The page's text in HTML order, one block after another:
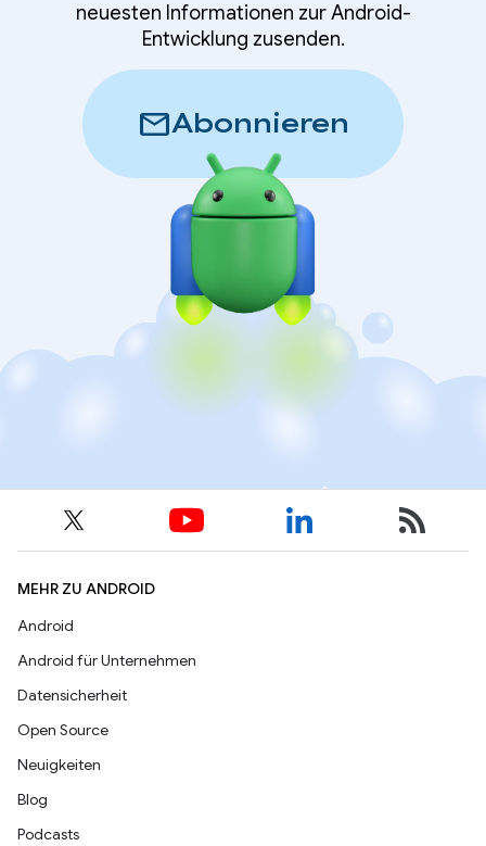
neuesten Informationen zur Android-
Entwicklung zusenden.
mailAbonnieren
MEHR ZU ANDROID
Android
Android für Unternehmen
Datensicherheit
Open Source
Neuigkeiten
Blog
Podcasts